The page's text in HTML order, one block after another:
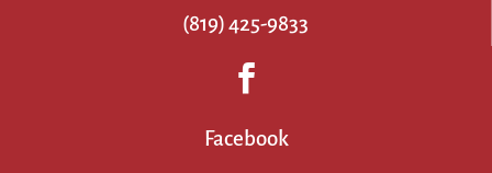
(819) 425-9833

Facebook